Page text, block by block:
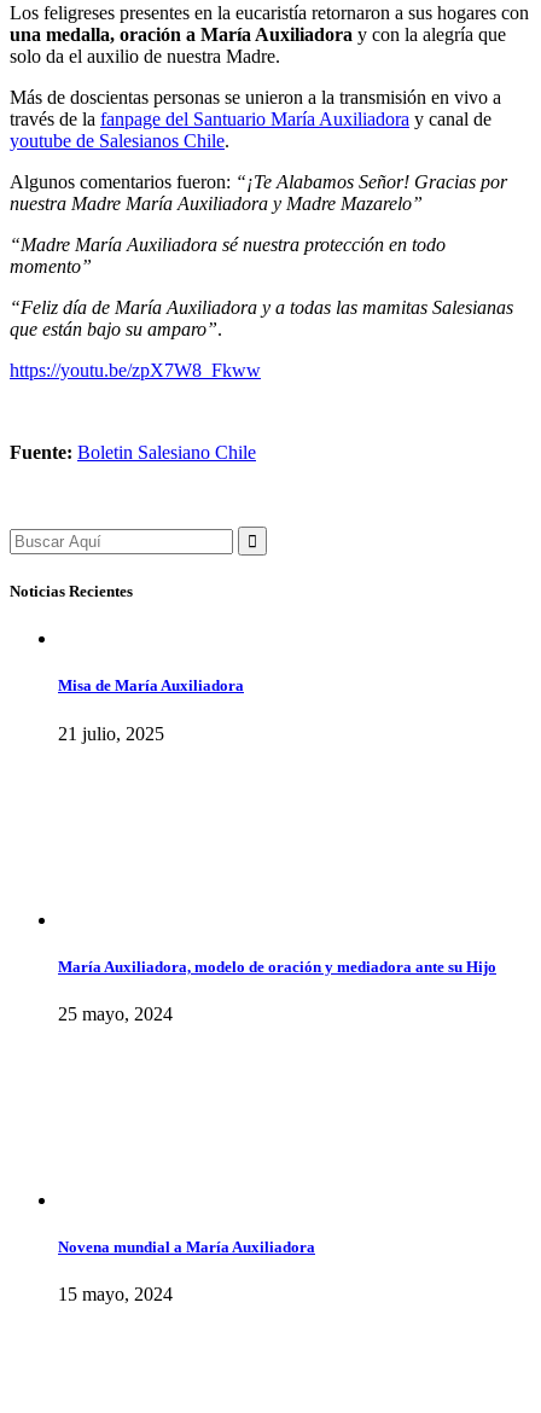
Los feligreses presentes en la eucaristía retornaron a sus hogares con
una medalla, oración a María Auxiliadora y con la alegría que
solo da el auxilio de nuestra Madre.
Más de doscientas personas se unieron a la transmisión en vivo a
través de la fanpage del Santuario María Auxiliadora y canal de
youtube de Salesianos Chile.
Algunos comentarios fueron: “¡Te Alabamos Señor! Gracias por
nuestra Madre María Auxiliadora y Madre Mazarelo”
“Madre María Auxiliadora sé nuestra protección en todo
momento”
“Feliz día de María Auxiliadora y a todas las mamitas Salesianas
que están bajo su amparo”.
https://youtu.be/zpX7W8_Fkww
Fuente: Boletin Salesiano Chile
Search
for:
Noticias Recientes
Misa de María Auxiliadora
21 julio, 2025
María Auxiliadora, modelo de oración y mediadora ante su Hijo
25 mayo, 2024
Novena mundial a María Auxiliadora
15 mayo, 2024